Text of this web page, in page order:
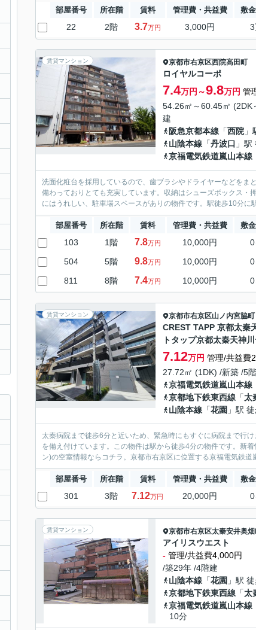
部屋番号 所在階 賃料 管理費・共益費 敷
22 2階 3.7万円 3,000円 3
賃貸マンション 京都市右京区西院高田町
ロイヤルコーポ
7.4万円～9.8万円 管
54.26㎡～60.45㎡ (2DK
建
阪急京都本線 「西院
山陰本線 「丹波口 」
京福電気鉄道嵐山本線
洗面化粧台を採用しているので、歯ブラシやドライヤーなどを
備わっておりとても充実しています。収納はシューズボックス
にはうれしい、駐車場スペースがありの物件です。駅徒歩10分
部屋番号 所在階 賃料 管理費・共益費 敷
103 1階 7.8万円 10,000円 0
504 5階 9.8万円 10,000円 0
811 8階 7.4万円 10,000円 0
賃貸マンション 京都市右京区山ノ内宮脇町
CREST TAPP 京都太
トタップ京都太秦天神川
7.12万円 管理/共益費
27.72㎡ (1DK) /新築 /5
京福電気鉄道嵐山本線
京都地下鉄東西線 「太
山陰本線 「花園 」駅
太秦病院まで徒歩6分と近いため、緊急時にもすぐに病院まで行
を備え付けています。この物件は駅から徒歩4分の物件です。新
ン)の空室情報ならコチラ。京都市右京区に位置する京福電気鉄
部屋番号 所在階 賃料 管理費・共益費 敷
301 3階 7.12万円 20,000円 0
賃貸マンション 京都市右京区太秦安井奥
アイリスウエスト
- 管理/共益費4,000円
/築29年 /4階建
山陰本線 「花園 」駅
京都地下鉄東西線 「太
京福電気鉄道嵐山本線
10分